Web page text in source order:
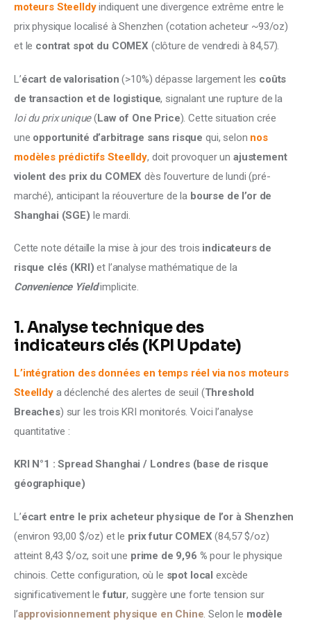
moteurs Steelldy indiquent une divergence extrême entre le
prix physique localisé à Shenzhen (cotation acheteur ~93/oz)
et le contrat spot du COMEX (clôture de vendredi à 84,57).
L’écart de valorisation (>10%) dépasse largement les coûts
de transaction et de logistique, signalant une rupture de la
loi du prix unique (Law of One Price). Cette situation crée
une opportunité d’arbitrage sans risque qui, selon nos
modèles prédictifs Steelldy, doit provoquer un ajustement
violent des prix du COMEX dès l’ouverture de lundi (pré-
marché), anticipant la réouverture de la bourse de l’or de
Shanghai (SGE) le mardi.
Cette note détaille la mise à jour des trois indicateurs de
risque clés (KRI) et l’analyse mathématique de la
Convenience Yield implicite.
1. Analyse technique des
indicateurs clés (KPI Update)
L’intégration des données en temps réel via nos moteurs
Steelldy a déclenché des alertes de seuil (Threshold
Breaches) sur les trois KRI monitorés. Voici l’analyse
quantitative :
KRI N°1 : Spread Shanghai / Londres (base de risque
géographique)
L’écart entre le prix acheteur physique de l’or à Shenzhen
(environ 93,00 $/oz) et le prix futur COMEX (84,57 $/oz)
atteint 8,43 $/oz, soit une prime de 9,96 % pour le physique
chinois. Cette configuration, où le spot local excède
significativement le futur, suggère une forte tension sur
l’approvisionnement physique en Chine. Selon le modèle